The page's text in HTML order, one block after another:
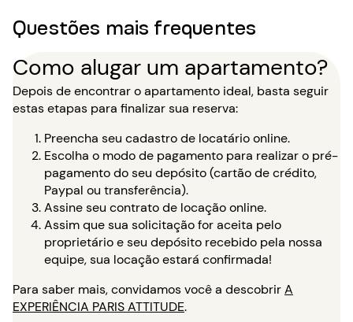
Questões mais frequentes
Como alugar um apartamento?
Depois de encontrar o apartamento ideal, basta seguir
estas etapas para finalizar sua reserva:
Preencha seu cadastro de locatário online.
Escolha o modo de pagamento para realizar o pré-
pagamento do seu depósito (cartão de crédito,
Paypal ou transferência).
Assine seu contrato de locação online.
Assim que sua solicitação for aceita pelo
proprietário e seu depósito recebido pela nossa
equipe, sua locação estará confirmada!
Para saber mais, convidamos você a descobrirA
EXPERIÊNCIA PARIS ATTITUDE.